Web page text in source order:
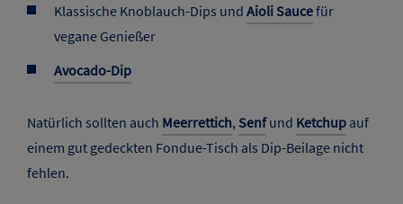
Klassische Knoblauch-Dips und Aioli Saucefür
vegane Genießer
Avocado-Dip
Natürlich sollten auch Meerrettich, Senfund Ketchup auf
einem gut gedeckten Fondue-Tisch als Dip-Beilage nicht
fehlen.